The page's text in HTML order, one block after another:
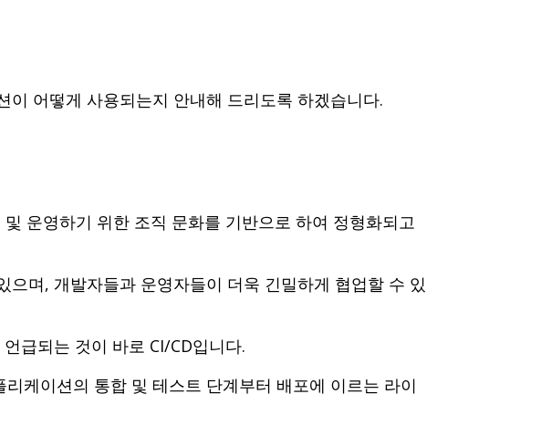
이 어떻게 사용되는지 안내해 드리도록 하겠습니다.
운영하기 위한 조직 문화를 기반으로 하여 정형화되고
며, 개발자들과 운영자들이 더욱 긴밀하게 협업할 수 있
급되는 것이 바로 CI/CD입니다.
케이션의 통합 및 테스트 단계부터 배포에 이르는 라이